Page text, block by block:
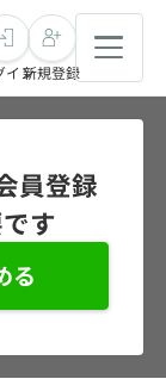
イン新規登録
員登録
す
る